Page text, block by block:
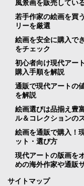
風景画を販売してい
若手作家の絵画を買
リーを厳選
絵画を安全に購入で
をチェック
初心者向け現代アー
購入手順を解説
通販で現代アートの
を解説
絵画選びは品揃え豊
ル＆コレクションの
絵画を通販で購入！
ット・選び方
現代アートの版画を
めの海外作家や通販
サイトマップ